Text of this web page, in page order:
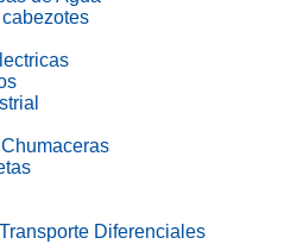
Diferenciales